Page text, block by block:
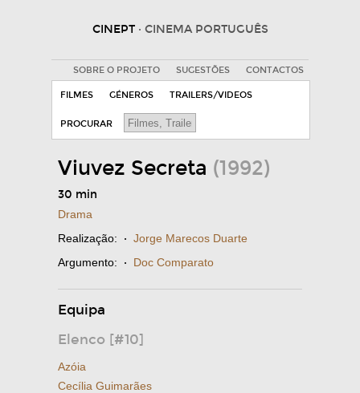
CINEPT · CINEMA PORTUGUÊS
SOBRE O PROJETO SUGESTÕES CONTACTOS
FILMES GÉNEROS TRAILERS/VIDEOS
PROCURAR
Viuvez Secreta (1992)
30 min
Drama
Realização: · Jorge Marecos Duarte
Argumento: · Doc Comparato
Equipa
Elenco [#10]
Azóia
Cecília Guimarães